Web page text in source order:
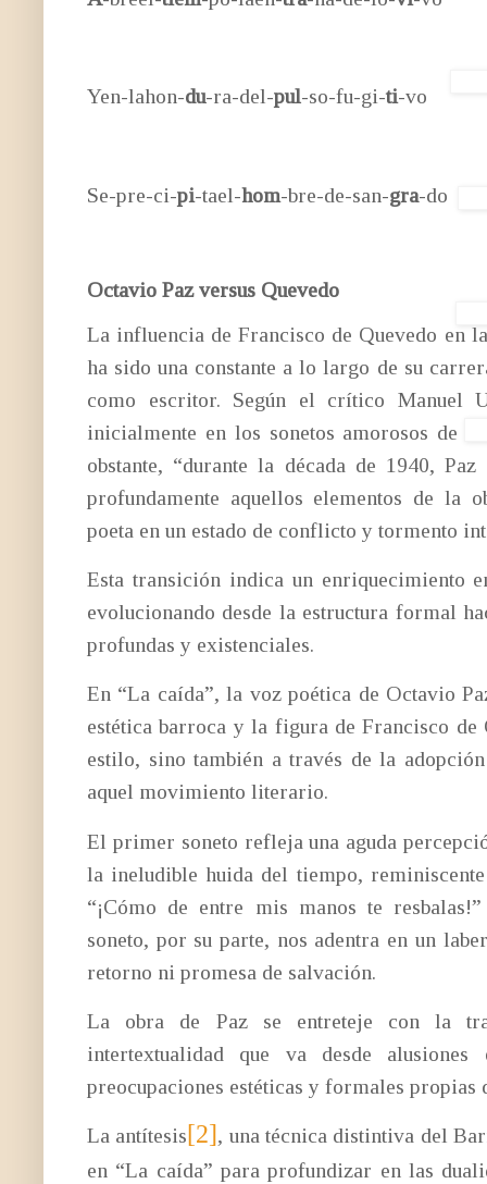
Yen-lahon-du-ra-del-pul-so-fu-gi-ti-vo
Se-pre-ci-pi-tael-hom-bre-de-san-gra-do
Octavio Paz versus Quevedo
La influencia de Francisco de Quevedo en
ha sido una constante a lo largo de su
como escritor. Según el crítico Manuel
inicialmente en los sonetos amorosos de
obstante, “durante la década de 1940,
profundamente aquellos elementos de la
poeta en un estado de conflicto y tormento
Esta transición indica un enriquecimiento
evolucionando desde la estructura formal
profundas y existenciales.
En “La caída”, la voz poética de Octavio
estética barroca y la figura de Francisco
estilo, sino también a través de la
aquel movimiento literario.
El primer soneto refleja una aguda
la ineludible huida del tiempo,
“¡Cómo de entre mis manos te
soneto, por su parte, nos adentra en un
retorno ni promesa de salvación.
La obra de Paz se entreteje con la
intertextualidad que va desde
preocupaciones estéticas y formales propias
La antítesis[2], una técnica distintiva del
en “La caída” para profundizar en las